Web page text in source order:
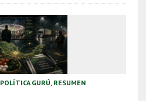
POLÍTICA GURÚ, RESUMEN